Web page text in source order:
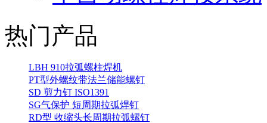
热门产品
LBH 910拉弧螺柱焊机
PT型外螺纹带法兰储能螺钉
SD 剪力钉 ISO1391
SG气保护 短周期拉弧焊钉
RD型 收缩头长周期拉弧螺钉